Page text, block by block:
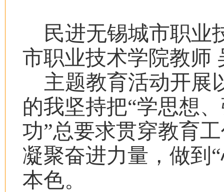
民进无锡城市职业
市职业技术学院教师
主题教育活动开展
的我坚持把“学思想
功”总要求贯穿教育
凝聚奋进力量，做到
本色。